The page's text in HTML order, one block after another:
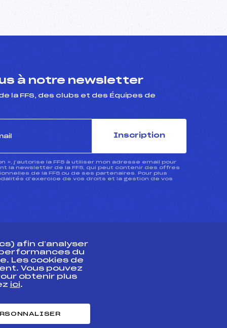
à notre newsletter
la FFS, des clubs et des Équipes de
Inscription
», j’autorise la FFS à utiliser mon adresse email pour
la newsletter de la FFS, qui peut contenir des offres
de la FFS ou de ses partenaires. Pour plus
d’exercice de vos droits et la gestion de vos
professionnel
afin d’analyser
du
Les cookies de
Vous pouvez
obtenir plus
ici.